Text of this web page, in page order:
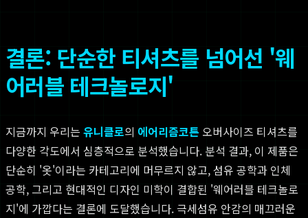
결론: 단순한 티셔츠를 넘어선 '웨
어러블 테크놀로지'
지금까지 우리는 유니클로의 에어리즘코튼 오버사이즈 티셔츠를
다양한 각도에서 심층적으로 분석했습니다. 분석 결과, 이 제품은
단순히 '옷'이라는 카테고리에 머무르지 않고, 섬유 공학과 인체
공학, 그리고 현대적인 디자인 미학이 결합된 '웨어러블 테크놀로
지'에 가깝다는 결론에 도달했습니다. 극세섬유 안감의 매끄러운